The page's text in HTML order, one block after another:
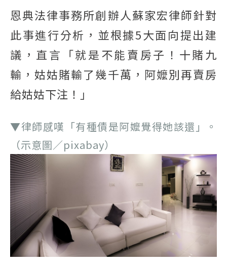
恩典法律事務所創辦人蘇家宏律師針對
此事進行分析，並根據5大面向提出建
議，直言「就是不能賣房子！十賭九
輸，姑姑賭輸了幾千萬，阿嬤別再賣房
給姑姑下注！」
▼律師感嘆「有種債是阿嬤覺得她該還」。
（示意圖／pixabay）